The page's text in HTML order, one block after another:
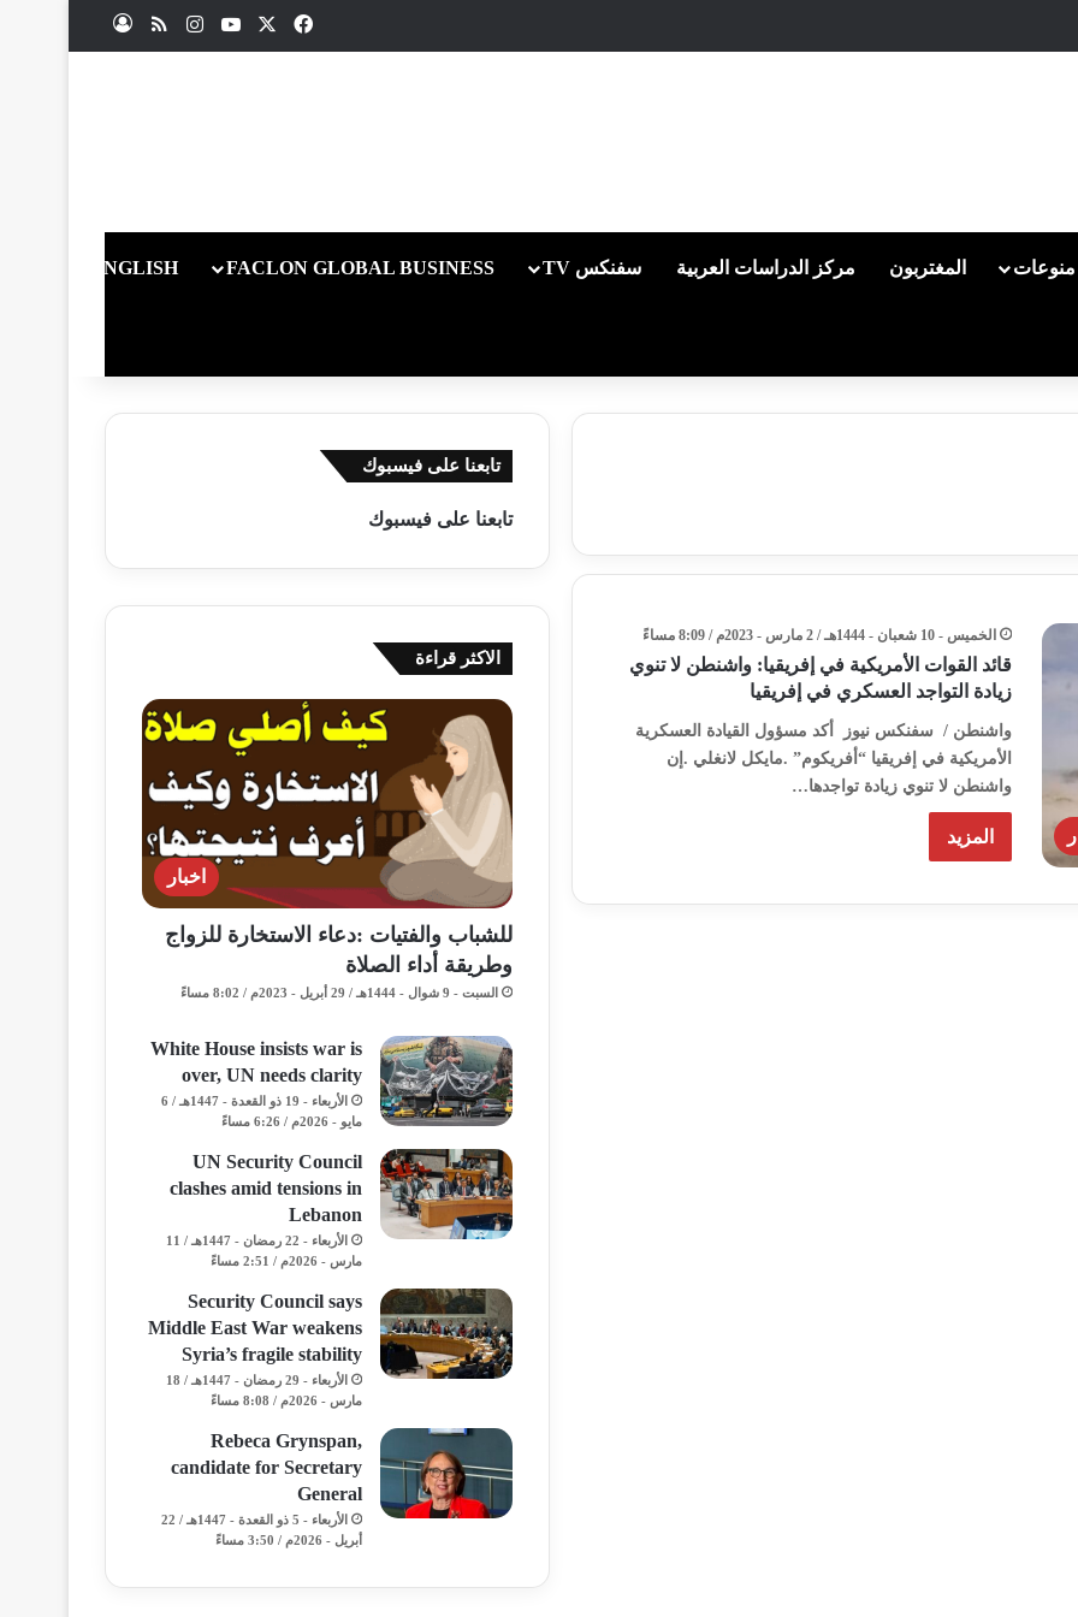
فيسبوك يوتيوبانستقرامملخص الموقع RSS
منوعات المغتربون مركز الدراسات العربية سفنكس TV FACLON GLOBAL BUSINESS
ENGLISH
الخميس - 10 شعبان - 1444هـ / 2 مارس - 2023م / 8:09 مساءً
قائد القوات الأمريكية في إفريقيا: واشنطن لا تنوي
زيادة التواجد العسكري في إفريقيا
واشنطن / سفنكس نيوز أكد مسؤول القيادة العسكرية
الأمريكية في إفريقيا “أفريكوم” .مايكل لانغلي .إن
واشنطن لا تنوي زيادة تواجدها…
المزيد
تابعنا على فيسبوك
تابعنا على فيسبوك
الاكثر قراءة
اخبار
للشباب والفتيات :دعاء الاستخارة للزواج
وطريقة أداء الصلاة
السبت - 9 شوال - 1444هـ / 29 أبريل - 2023م / 8:02 مساءً
White House insists war is
over, UN needs clarity
الأربعاء - 19 ذو القعدة - 1447هـ / 6
مايو - 2026م / 6:26 مساءً
UN Security Council
clashes amid tensions in
Lebanon
الأربعاء - 22 رمضان - 1447هـ / 11
مارس - 2026م / 2:51 مساءً
Security Council says
Middle East War weakens
Syria’s fragile stability
الأربعاء - 29 رمضان - 1447هـ / 18
مارس - 2026م / 8:08 مساءً
Rebeca Grynspan,
candidate for Secretary
General
الأربعاء - 5 ذو القعدة - 1447هـ / 22
أبريل - 2026م / 3:50 مساءً